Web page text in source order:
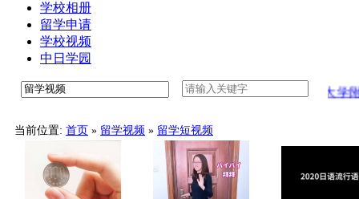
学校相册
留学申请
学校视频
中日学园
八王子学园八王子高中学校介绍中文版 工学院大学附
当前位置: 首页 » 留学视频 » 留学短视频